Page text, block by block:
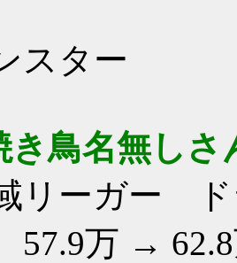
スター
き鳥名無しさ
リーガー
万 → 62.8